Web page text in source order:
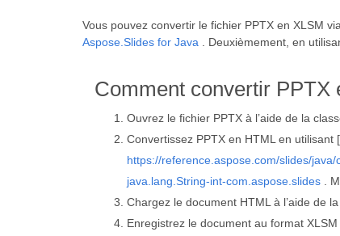
Vous pouvez convertir le fichier PPTX en XLSM via
Aspose.Slides for Java . Deuxièmement, en
Comment convertir PPTX
Ouvrez le fichier PPTX à l’aide de la
Convertissez PPTX en HTML en utilisant
https://reference.aspose.com/slides/
java.lang.String-int-com.aspose.slides .
Chargez le document HTML à l’aide de
Enregistrez le document au format